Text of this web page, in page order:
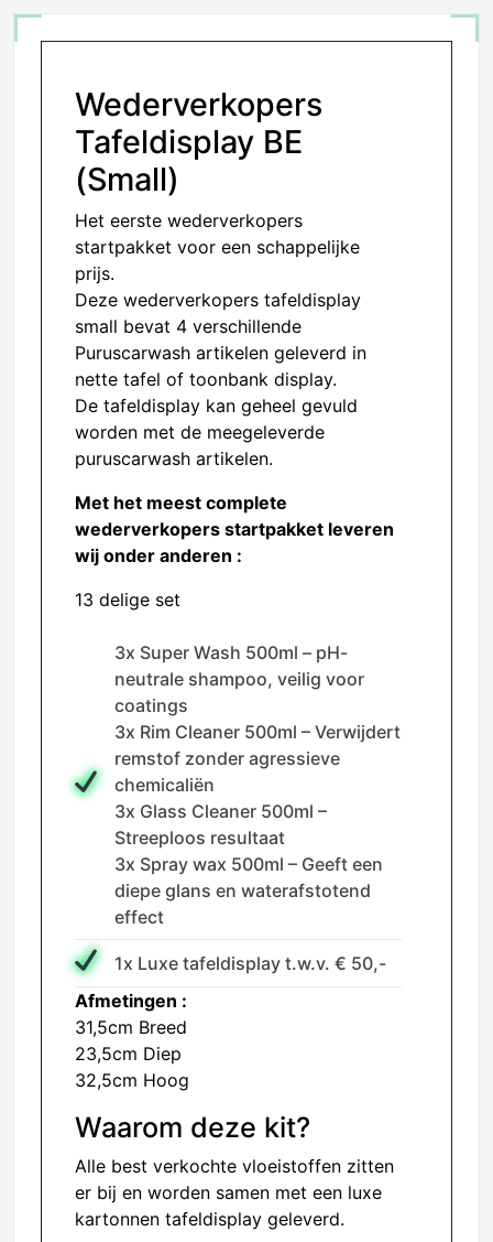
Wederverkopers
Tafeldisplay BE
(Small)
Het eerste wederverkopers
startpakket voor een schappelijke
prijs.
Deze wederverkopers tafeldisplay
small bevat 4 verschillende
Puruscarwash artikelen geleverd in
nette tafel of toonbank display.
De tafeldisplay kan geheel gevuld
worden met de meegeleverde
puruscarwash artikelen.
Met het meest complete
wederverkopers startpakket leveren
wij onder anderen :
13 delige set
3x Super Wash 500ml – pH-
neutrale shampoo, veilig voor
coatings
3x Rim Cleaner 500ml – Verwijdert
remstof zonder agressieve
chemicaliën
3x Glass Cleaner 500ml –
Streeploos resultaat
3x Spray wax 500ml – Geeft een
diepe glans en waterafstotend
effect
1x Luxe tafeldisplay t.w.v. € 50,-
Afmetingen :
31,5cm Breed
23,5cm Diep
32,5cm Hoog
Waarom deze kit?
Alle best verkochte vloeistoffen zitten
er bij en worden samen met een luxe
kartonnen tafeldisplay geleverd.